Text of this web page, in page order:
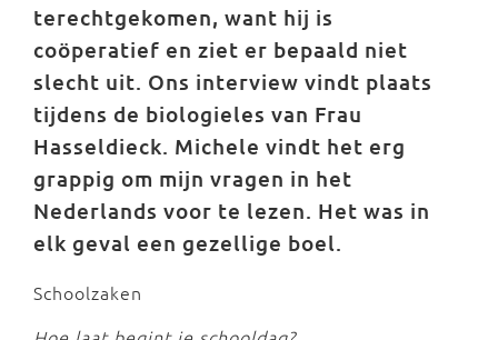
terechtgekomen, want hij is
coöperatief en ziet er bepaald niet
slecht uit. Ons interview vindt plaats
tijdens de biologieles van Frau
Hasseldieck. Michele vindt het erg
grappig om mijn vragen in het
Nederlands voor te lezen. Het was in
elk geval een gezellige boel.
Schoolzaken